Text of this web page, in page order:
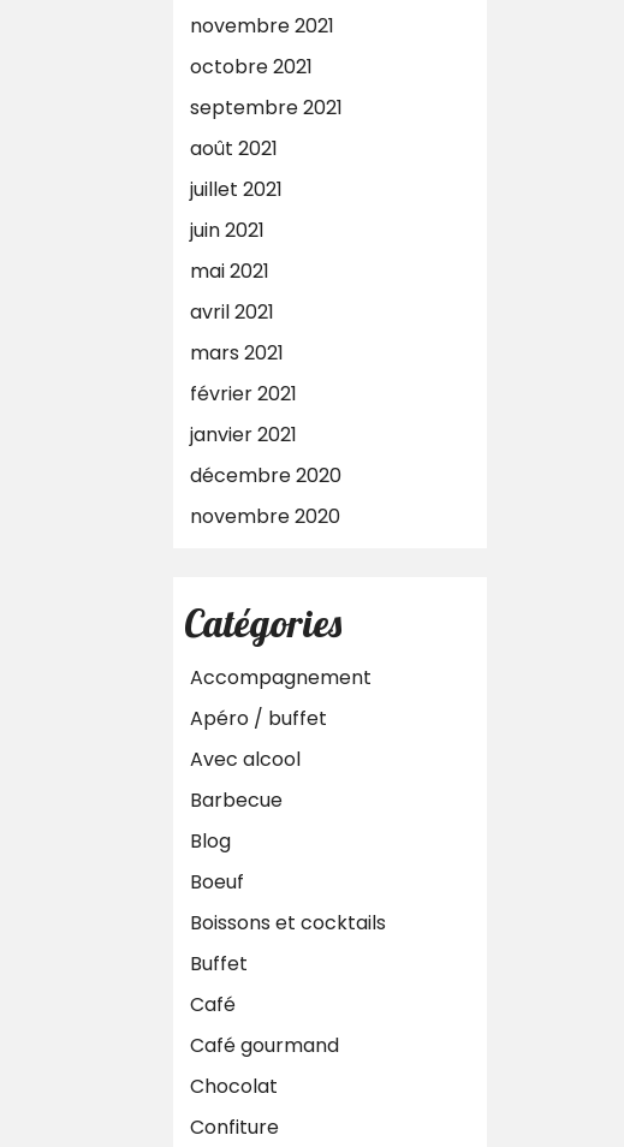
novembre 2021
octobre 2021
septembre 2021
août 2021
juillet 2021
juin 2021
mai 2021
avril 2021
mars 2021
février 2021
janvier 2021
décembre 2020
novembre 2020
Catégories
Accompagnement
Apéro / buffet
Avec alcool
Barbecue
Blog
Boeuf
Boissons et cocktails
Buffet
Café
Café gourmand
Chocolat
Confiture